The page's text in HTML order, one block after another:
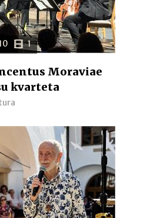
1
Moraviae
kvarteta